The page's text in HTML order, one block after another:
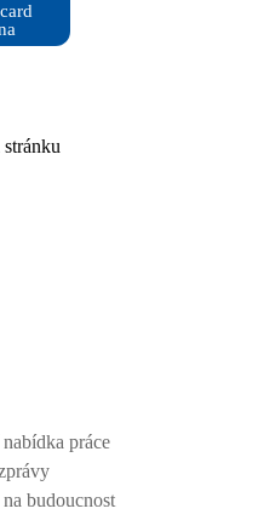
práce
budoucnost